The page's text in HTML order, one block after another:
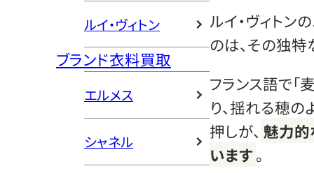
ルイ・ヴィトン
ブランド衣料買取
エルメス
シャネル
ルイ・ヴィトン
のは、その独特
フランス語で「
り、揺れる穂
押しが、 魅力的
います。